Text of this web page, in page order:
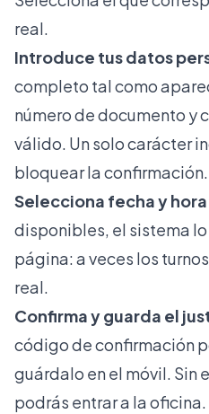
real.
Introduce tus datos
completo tal como
número de documento y
válido. Un solo carácter
bloquear la confirmación.
Selecciona fecha y
disponibles, el sistema
página: a veces los
real.
Confirma y guarda el
código de confirmación
guárdalo en el móvil. Sin
podrás entrar a la oficina.